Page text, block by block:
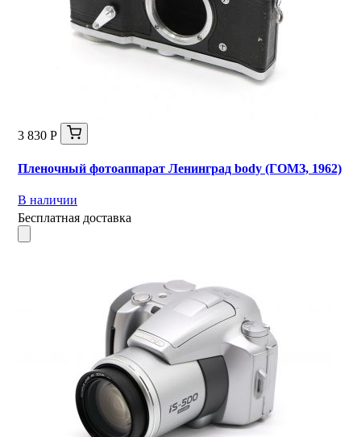
3 830 Р
Пленочный фотоаппарат Ленинград body (ГОМЗ, 1962)
В наличии
Бесплатная доставка